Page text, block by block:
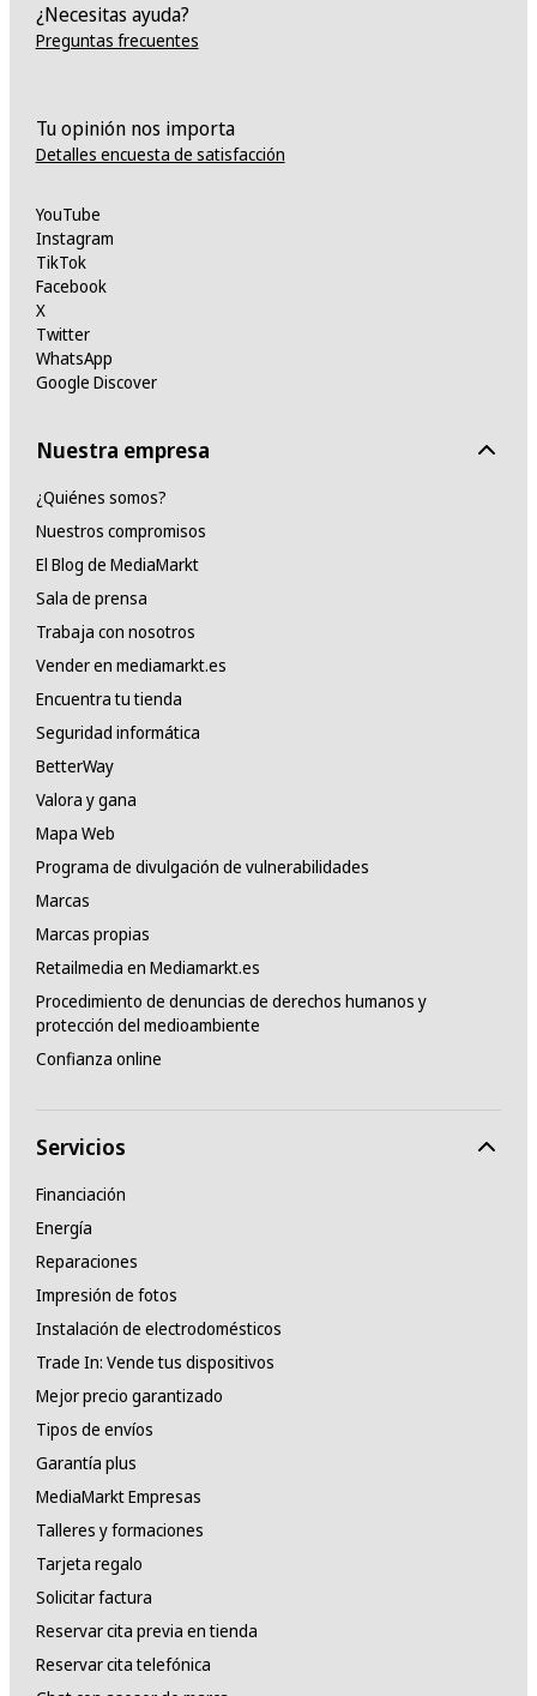
¿Necesitas ayuda?
Preguntas frecuentes
Tu opinión nos importa
Detalles encuesta de satisfacción
YouTube
Instagram
TikTok
Facebook
X
Twitter
WhatsApp
Google Discover
Nuestra empresa
¿Quiénes somos?
Nuestros compromisos
El Blog de MediaMarkt
Sala de prensa
Trabaja con nosotros
Vender en mediamarkt.es
Encuentra tu tienda
Seguridad informática
BetterWay
Valora y gana
Mapa Web
Programa de divulgación de vulnerabilidades
Marcas
Marcas propias
Retailmedia en Mediamarkt.es
Procedimiento de denuncias de derechos humanos y
protección del medioambiente
Confianza online
Servicios
Financiación
Energía
Reparaciones
Impresión de fotos
Instalación de electrodomésticos
Trade In: Vende tus dispositivos
Mejor precio garantizado
Tipos de envíos
Garantía plus
MediaMarkt Empresas
Talleres y formaciones
Tarjeta regalo
Solicitar factura
Reservar cita previa en tienda
Reservar cita telefónica